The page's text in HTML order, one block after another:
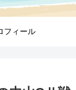
フィール